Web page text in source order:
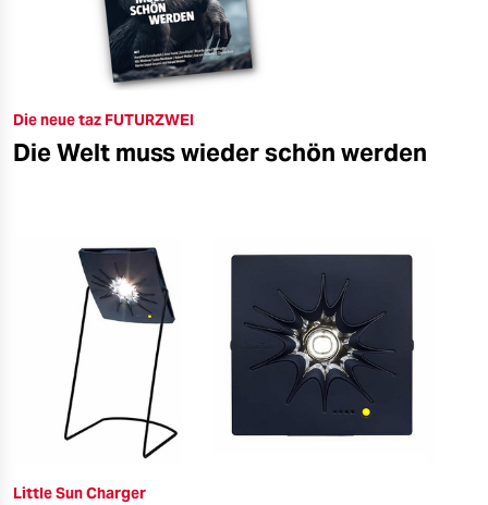
Die neue taz FUTURZWEI
Die Welt muss wieder schön werden
Little Sun Charger